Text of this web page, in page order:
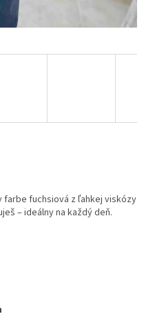
fuchsiová z ľahkej viskózy
– ideálny na každý deň.